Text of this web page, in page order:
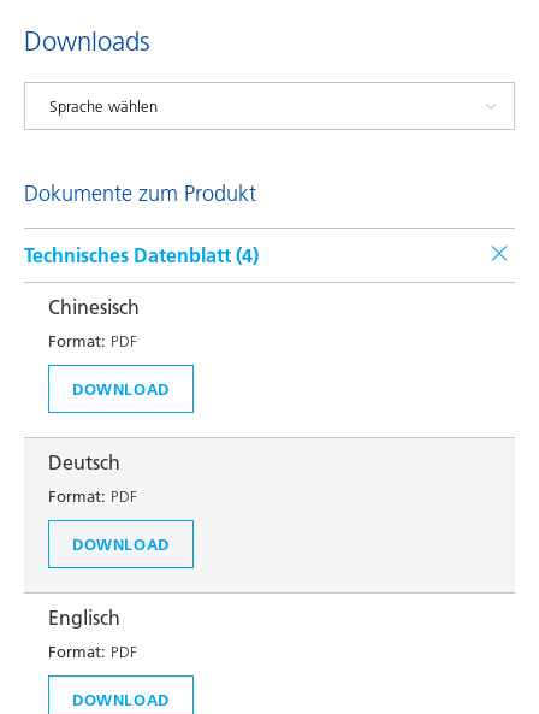
Downloads
Dokumente zum Produkt
Technisches Datenblatt (4)
Chinesisch
Format: PDF
DOWNLOAD
Deutsch
Format: PDF
DOWNLOAD
Englisch
Format: PDF
DOWNLOAD